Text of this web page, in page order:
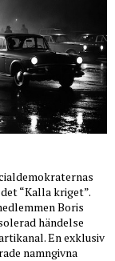
“Kalla kriget”.
Boris
händelse
En exklusiv
namngivna